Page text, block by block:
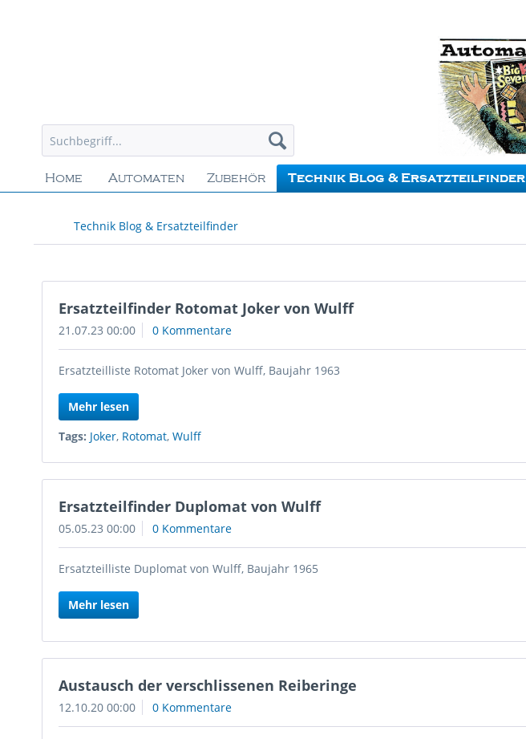
Home Automaten Zubehör Technik Blog & Ersatzteilfinder
Technik Blog & Ersatzteilfinder
Ersatzteilfinder Rotomat Joker von Wulff
21.07.23 00:00 0 Kommentare
Ersatzteilliste Rotomat Joker von Wulff, Baujahr 1963
Mehr lesen
Tags: Joker, Rotomat, Wulff
Ersatzteilfinder Duplomat von Wulff
05.05.23 00:00 0 Kommentare
Ersatzteilliste Duplomat von Wulff, Baujahr 1965
Mehr lesen
Austausch der verschlissenen Reiberinge
12.10.20 00:00 0 Kommentare